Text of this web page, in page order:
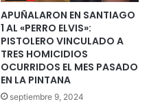
APUÑALARON EN SANTIAGO
1 AL «PERRO ELVIS»:
PISTOLERO VINCULADO A
TRES HOMICIDIOS
OCURRIDOS EL MES PASADO
EN LA PINTANA
septiembre 9, 2024